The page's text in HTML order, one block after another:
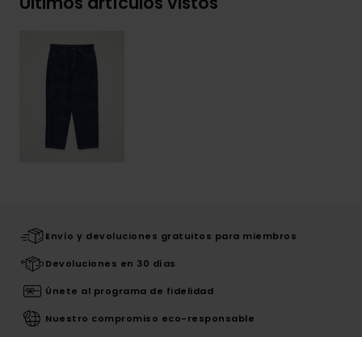
Envío y devoluciones gratuitos para miembros
Devoluciones en 30 días
Únete al programa de fidelidad
Nuestro compromiso eco-responsable